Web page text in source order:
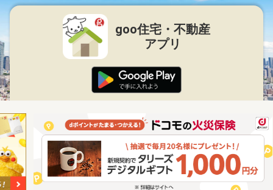
goo住宅・不動産
アプリ